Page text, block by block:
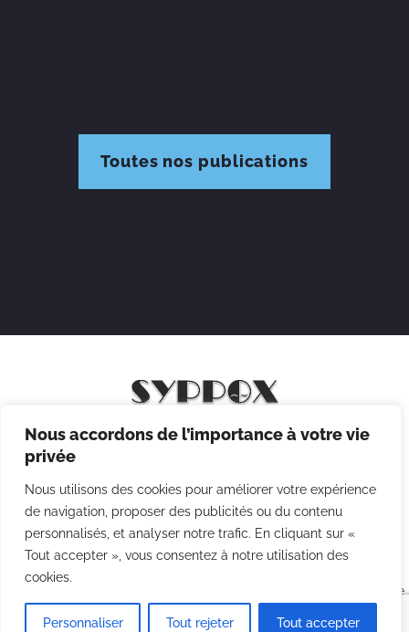
Nous accordons de l’importance à votre vie
privée
Nous utilisons des cookies pour améliorer votre expérience
de navigation, proposer des publicités ou du contenu
personnalisés, et analyser notre trafic. En cliquant sur «
Tout accepter », vous consentez à notre utilisation des
cookies.
Personnaliser Tout rejeter Tout accepter
Toutes nos publications
Mentions légales
Politique des cookies
CGV
Agence
Point Com